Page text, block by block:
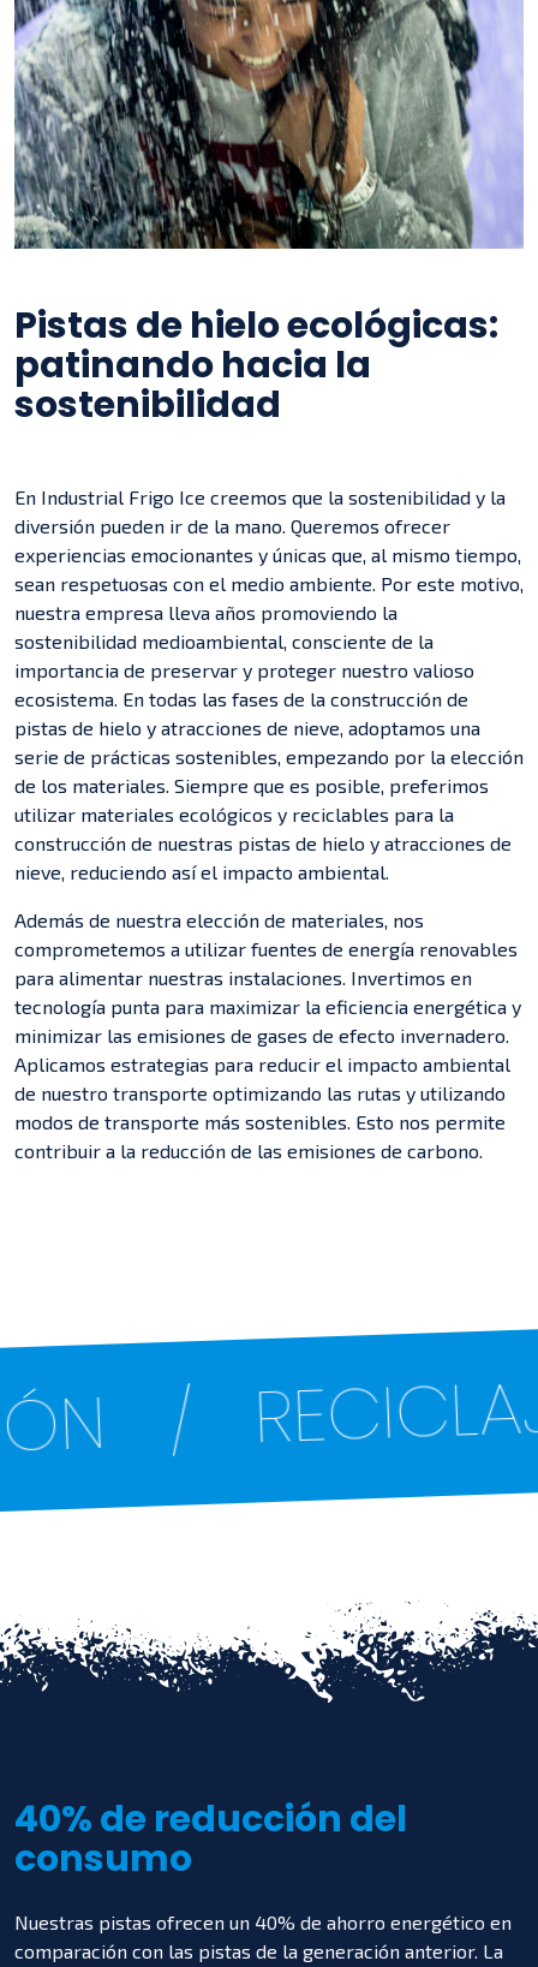
Pistas de hielo ecológicas:
patinando hacia la
sostenibilidad
En Industrial Frigo Ice creemos que la sostenibilidad y la
diversión pueden ir de la mano. Queremos ofrecer
experiencias emocionantes y únicas que, al mismo tiempo,
sean respetuosas con el medio ambiente. Por este motivo,
nuestra empresa lleva años promoviendo la
sostenibilidad medioambiental, consciente de la
importancia de preservar y proteger nuestro valioso
ecosistema. En todas las fases de la construcción de
pistas de hielo y atracciones de nieve, adoptamos una
serie de prácticas sostenibles, empezando por la elección
de los materiales. Siempre que es posible, preferimos
utilizar materiales ecológicos y reciclables para la
construcción de nuestras pistas de hielo y atracciones de
nieve, reduciendo así el impacto ambiental.
Además de nuestra elección de materiales, nos
comprometemos a utilizar fuentes de energía renovables
para alimentar nuestras instalaciones. Invertimos en
tecnología punta para maximizar la eficiencia energética y
minimizar las emisiones de gases de efecto invernadero.
Aplicamos estrategias para reducir el impacto ambiental
de nuestro transporte optimizando las rutas y utilizando
modos de transporte más sostenibles. Esto nos permite
contribuir a la reducción de las emisiones de carbono.
40% de reducción del
consumo
Nuestras pistas ofrecen un 40% de ahorro energético en
comparación con las pistas de la generación anterior. La